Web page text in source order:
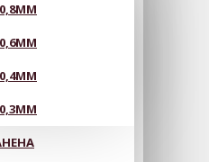
0,8MM
0,6MM
0,4MM
0,3MM